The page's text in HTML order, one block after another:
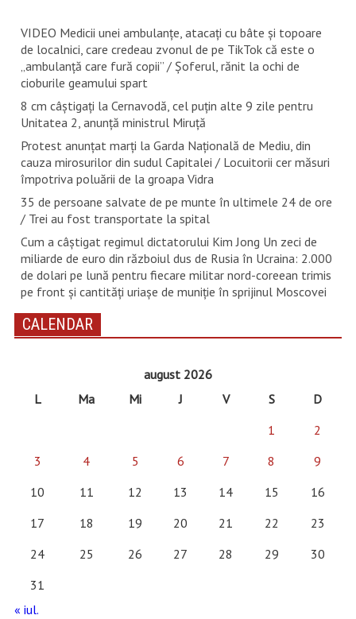
VIDEO Medicii unei ambulanțe, atacați cu bâte și topoare
de localnici, care credeau zvonul de pe TikTok că este o
„ambulanță care fură copii” / Șoferul, rănit la ochi de
cioburile geamului spart
8 cm câștigați la Cernavodă, cel puțin alte 9 zile pentru
Unitatea 2, anunță ministrul Miruță
Protest anunțat marți la Garda Națională de Mediu, din
cauza mirosurilor din sudul Capitalei / Locuitorii cer măsuri
împotriva poluării de la groapa Vidra
35 de persoane salvate de pe munte în ultimele 24 de ore
/ Trei au fost transportate la spital
Cum a câștigat regimul dictatorului Kim Jong Un zeci de
miliarde de euro din războiul dus de Rusia în Ucraina: 2.000
de dolari pe lună pentru fiecare militar nord-coreean trimis
pe front și cantități uriașe de muniție în sprijinul Moscovei
CALENDAR
august 2026
L
Ma Mi J V S
D
1
2
3
4 5 6 7 8
9
10
11 12 13 14 15
16
17
18 19 20 21 22
23
24
25 26 27 28 29
30
31
« iul.